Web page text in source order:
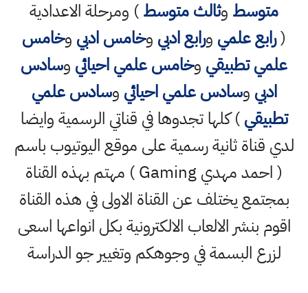
متوسط وثالث متوسط) ومرحلة الاعدادية
(رابع علمي ورابع ادبي وخامس ادبي وخامس
علمي تطبيقي وخامس علمي احيائي وسادس
ادبي وسادس علمي احيائي وسادس علمي
تطبيقي) كلها تجدوها في قناتي الرسمية وايضا
لدي قناة ثانية رسمية على موقع اليوتيوب باسم
( احمد مهدي Gaming ) مهتم بهذه القناة
بمجتمع يختلف عن القناة الاولى في هذه القناة
اقوم بنشر الالعاب الالكترونية بكل انواعها اسعى
لزرع البسمة في وجوهكم وتغيير جو الدراسة